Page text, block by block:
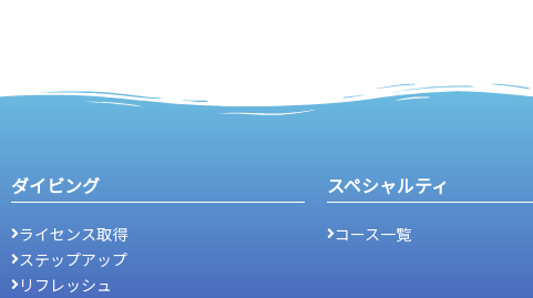
ダイビング
ライセンス取得
ステップアップ
リフレッシュ
スペシャルティ
コース一覧